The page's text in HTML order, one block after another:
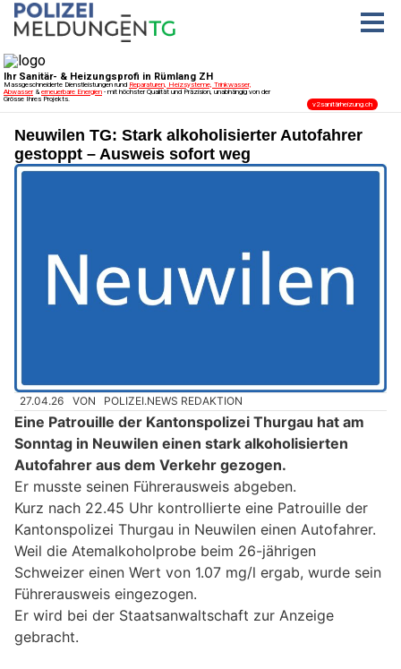
Neuwilen TG: Stark alkoholisierter Autofahrer
gestoppt – Ausweis sofort weg
27.04.26 VON POLIZEI.NEWS REDAKTION
Eine Patrouille der Kantonspolizei Thurgau hat am
Sonntag in Neuwilen einen stark alkoholisierten
Autofahrer aus dem Verkehr gezogen.
Er musste seinen Führerausweis abgeben.
Kurz nach 22.45 Uhr kontrollierte eine Patrouille der
Kantonspolizei Thurgau in Neuwilen einen Autofahrer.
Weil die Atemalkoholprobe beim 26-jährigen
Schweizer einen Wert von 1.07 mg/l ergab, wurde sein
Führerausweis eingezogen.
Er wird bei der Staatsanwaltschaft zur Anzeige
gebracht.